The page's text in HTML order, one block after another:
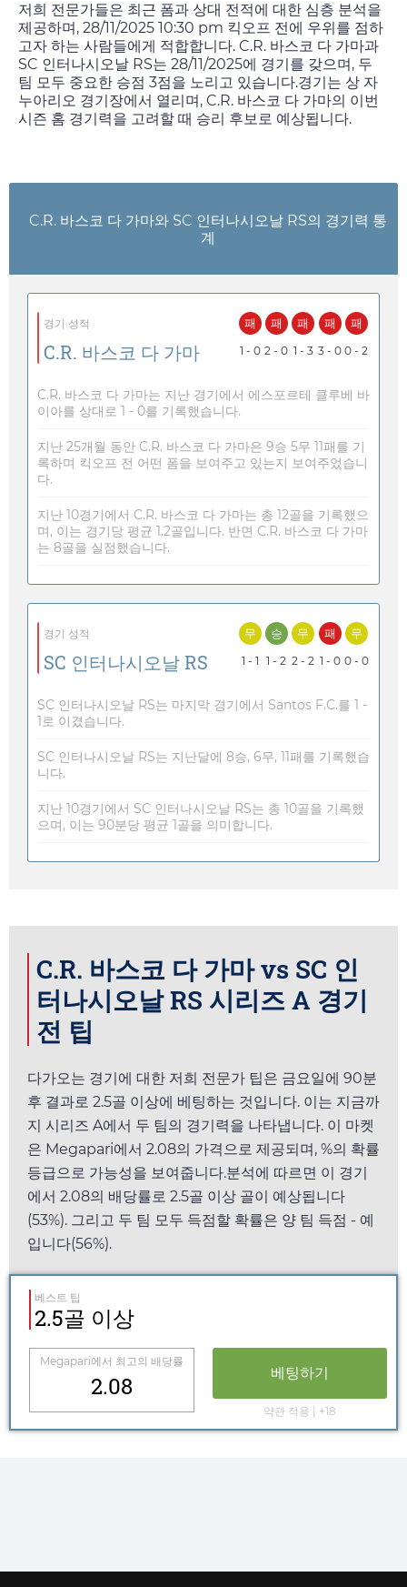
저희 전문가들은 최근 폼과 상대 전적에 대한 심층 분석을
제공하며, 28/11/2025 10:30 pm 킥오프 전에 우위를 점하
고자 하는 사람들에게 적합합니다. C.R. 바스코 다 가마과
SC 인터나시오날 RS는 28/11/2025에 경기를 갖으며, 두
팀 모두 중요한 승점 3점을 노리고 있습니다.경기는 상 자
누아리오 경기장에서 열리며, C.R. 바스코 다 가마의 이번
시즌 홈 경기력을 고려할 때 승리 후보로 예상됩니다.
C.R. 바스코 다 가마와 SC 인터나시오날 RS의 경기력 통
계
경기 성적
C.R. 바스코 다 가마
패
1 - 0
패
2 - 0
패
1 - 3
패
3 - 0
패
0 - 2
C.R. 바스코 다 가마는 지난 경기에서 에스포르테 클루베 바
이아를 상대로 1 - 0를 기록했습니다.
지난 25개월 동안 C.R. 바스코 다 가마은 9승 5무 11패를 기
록하며 킥오프 전 어떤 폼을 보여주고 있는지 보여주었습니
다.
지난 10경기에서 C.R. 바스코 다 가마는 총 12골을 기록했으
며, 이는 경기당 평균 1.2골입니다. 반면 C.R. 바스코 다 가마
는 8골을 실점했습니다.
경기 성적
SC 인터나시오날 RS
무
1 - 1
승
1 - 2
무
2 - 2
패
1 - 0
무
0 - 0
SC 인터나시오날 RS는 마지막 경기에서 Santos F.C.를 1 -
1로 이겼습니다.
SC 인터나시오날 RS는 지난달에 8승, 6무, 11패를 기록했습
니다.
지난 10경기에서 SC 인터나시오날 RS는 총 10골을 기록했
으며, 이는 90분당 평균 1골을 의미합니다.
C.R. 바스코 다 가마 vs SC 인
터나시오날 RS 시리즈 A 경기
전 팁
다가오는 경기에 대한 저희 전문가 팁은 금요일에 90분
후 결과로 2.5골 이상에 베팅하는 것입니다. 이는 지금까
지 시리즈 A에서 두 팀의 경기력을 나타냅니다. 이 마켓
은 Megapari에서 2.08의 가격으로 제공되며, %의 확률
등급으로 가능성을 보여줍니다.분석에 따르면 이 경기
에서 2.08의 배당률로 2.5골 이상 골이 예상됩니다
(53%). 그리고 두 팀 모두 득점할 확률은 양 팀 득점 - 예
입니다(56%).
베스트 팁
2.5골 이상
Megapari에서 최고의 배당률
2.08 베팅하기
약관 적용 | +18